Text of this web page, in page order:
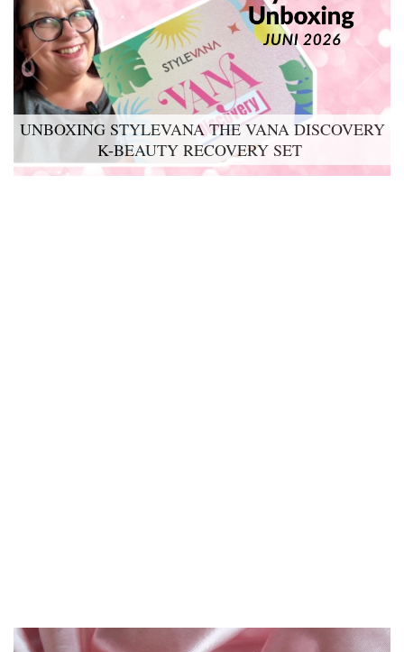
UNBOXING STYLEVANA THE VANA DISCOVERY
K-BEAUTY RECOVERY SET